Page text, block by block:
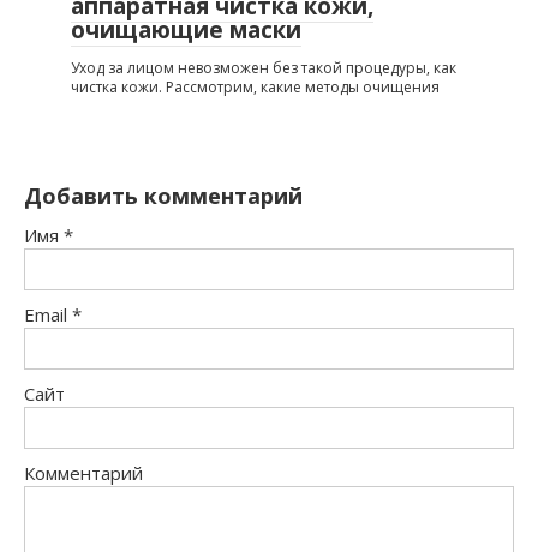
аппаратная чистка кожи,
очищающие маски
Уход за лицом невозможен без такой процедуры, как
чистка кожи. Рассмотрим, какие методы очищения
Добавить комментарий
Имя *
Email *
Сайт
Комментарий